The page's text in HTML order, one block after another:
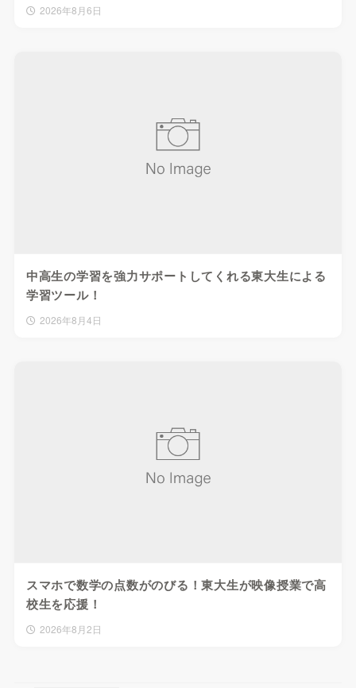
2026年8月6日
中高生の学習を強力サポートしてくれる東大生による
学習ツール！
2026年8月4日
スマホで数学の点数がのびる！東大生が映像授業で高
校生を応援！
2026年8月2日